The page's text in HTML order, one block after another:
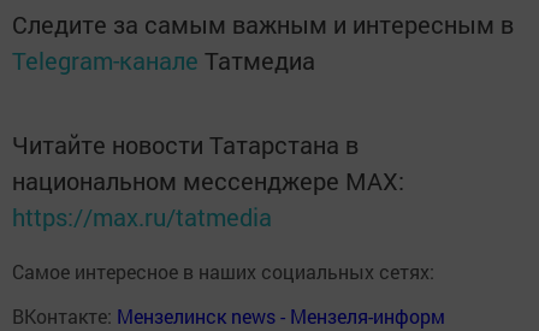
Следите за самым важным и интересным в
Telegram-канале Татмедиа
Читайте новости Татарстана в
национальном мессенджере MАХ:
https://max.ru/tatmedia
Самое интересное в наших социальных сетях:
ВКонтакте: Мензелинск news - Мензеля-информ